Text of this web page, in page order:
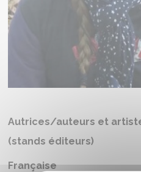
Autrices/auteurs et
(stands éditeurs)
Française